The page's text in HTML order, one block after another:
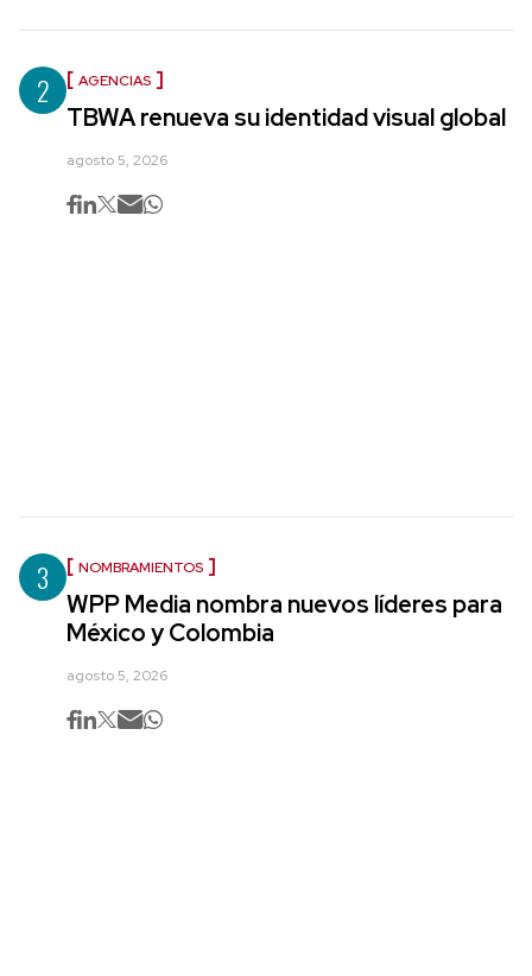
2 AGENCIAS
TBWA renueva su identidad visual global
agosto 5, 2026
3 NOMBRAMIENTOS
WPP Media nombra nuevos líderes para
México y Colombia
agosto 5, 2026